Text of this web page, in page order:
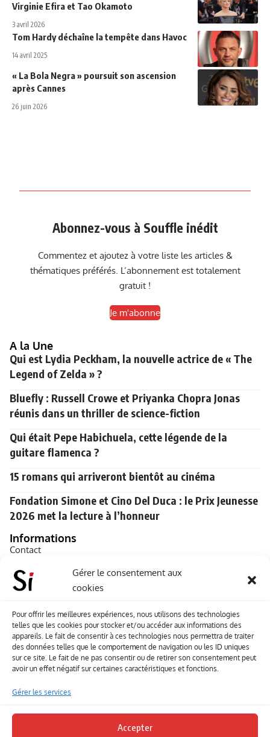
Gérer le consentement aux
cookies
Pour offrir les meilleures expériences, nous utilisons des technologies
telles que les cookies pour stocker et/ou accéder aux informations des
appareils. Le fait de consentir à ces technologies nous permettra de traiter
des données telles que le comportement de navigation ou les ID uniques
sur ce site. Le fait de ne pas consentir ou de retirer son consentement peut
avoir un effet négatif sur certaines caractéristiques et fonctions.
Gérer les services
Accepter
Virginie Efira et Tao Okamoto
3 avril 2026
Tom Hardy déchaîne la tempête dans Havoc
14 avril 2025
« La Bola Negra » poursuit son ascension
après Cannes
26 juin 2026
Abonnez-vous à Souffle inédit
Commentez et ajoutez à votre liste les articles &
thématiques préférés. L’abonnement est totalement
gratuit !
Je m'abonne
A la Une
Qui est Lydia Peckham, la nouvelle actrice de « The
Legend of Zelda » ?
Bluefly : Russell Crowe et Priyanka Chopra Jonas
réunis dans un thriller de science-fiction
Qui était Pepe Habichuela, cette légende de la
guitare flamenca ?
15 romans qui arriveront bientôt au cinéma
Fondation Simone et Cino Del Duca : le Prix Jeunesse
2026 met la lecture à l’honneur
Informations
Contact
A propos de Souffle inédit
L’équipe
Sitemap
Envoyez-nous vos créations artisitiques
Envie que vos votre contenu soit publié sur le site
Contact